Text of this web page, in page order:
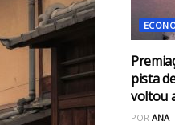
pista
voltou
POR ANA